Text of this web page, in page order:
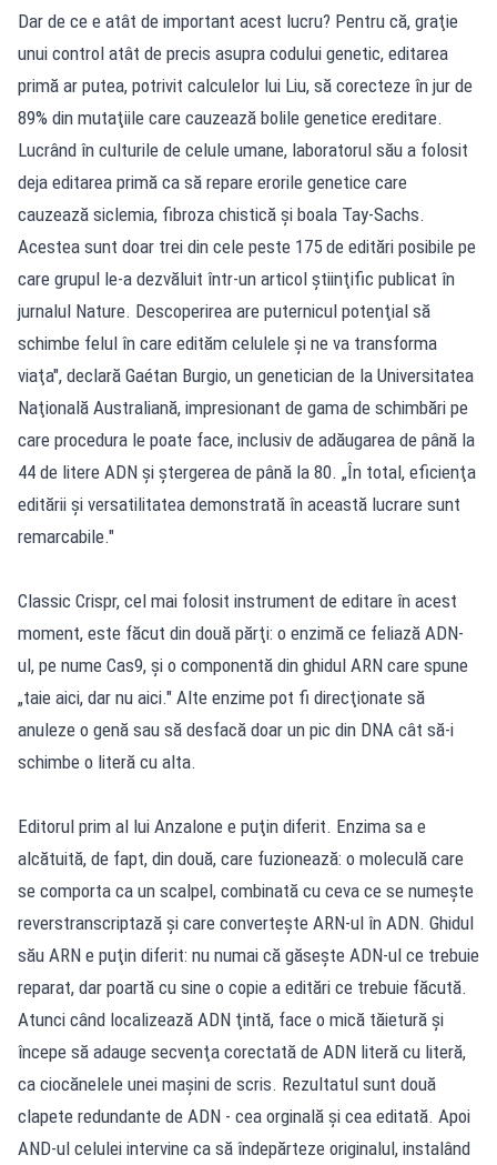
Dar de ce e atât de important acest lucru? Pentru că, graţie
unui control atât de precis asupra codului genetic, editarea
primă ar putea, potrivit calculelor lui Liu, să corecteze în jur de
89% din mutaţiile care cauzează bolile genetice ereditare.
Lucrând în culturile de celule umane, laboratorul său a folosit
deja editarea primă ca să repare erorile genetice care
cauzează siclemia, fibroza chistică şi boala Tay-Sachs.
Acestea sunt doar trei din cele peste 175 de editări posibile pe
care grupul le-a dezvăluit într-un articol ştiinţific publicat în
jurnalul Nature. Descoperirea are puternicul potenţial să
schimbe felul în care edităm celulele şi ne va transforma
viaţa", declară Gaétan Burgio, un genetician de la Universitatea
Naţională Australiană, impresionant de gama de schimbări pe
care procedura le poate face, inclusiv de adăugarea de până la
44 de litere ADN şi ștergerea de până la 80. „În total, eficienţa
editării şi versatilitatea demonstrată în această lucrare sunt
remarcabile."
Classic Crispr, cel mai folosit instrument de editare în acest
moment, este făcut din două părţi: o enzimă ce feliază ADN-
ul, pe nume Cas9, şi o componentă din ghidul ARN care spune
„taie aici, dar nu aici." Alte enzime pot fi direcţionate să
anuleze o genă sau să desfacă doar un pic din DNA cât să-i
schimbe o literă cu alta.
Editorul prim al lui Anzalone e puţin diferit. Enzima sa e
alcătuită, de fapt, din două, care fuzionează: o moleculă care
se comporta ca un scalpel, combinată cu ceva ce se numeşte
reverstranscriptază şi care converteşte ARN-ul în ADN. Ghidul
său ARN e puţin diferit: nu numai că găseşte ADN-ul ce trebuie
reparat, dar poartă cu sine o copie a editări ce trebuie făcută.
Atunci când localizează ADN ţintă, face o mică tăietură şi
începe să adauge secvenţa corectată de ADN literă cu literă,
ca ciocănelele unei maşini de scris. Rezultatul sunt două
clapete redundante de ADN - cea orginală şi cea editată. Apoi
AND-ul celulei intervine ca să îndepărteze originalul, instalând